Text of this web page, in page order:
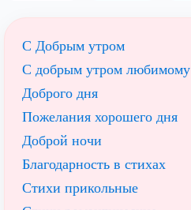
С Добрым утром
C добрым утром любимому
Доброго дня
Пожелания хорошего дня
Доброй ночи
Благодарность в стихах
Стихи прикольные